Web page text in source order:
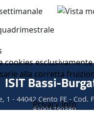
ISIT Bassi-
1 - 44042 Cento FE - Cod.
81001250380
cookies
alla corretta
Privacy Info